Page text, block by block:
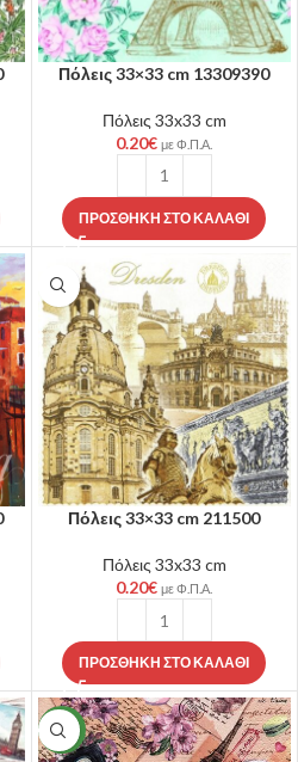
Πόλεις 33×33 cm 13309390
Πόλεις 33x33 cm
0.20€ με Φ.Π.Α.
ΠΡΟΣΘΉΚΗ ΣΤΟ ΚΑΛΆΘΙ
Πόλεις 33×33 cm 211500
Πόλεις 33x33 cm
0.20€ με Φ.Π.Α.
ΠΡΟΣΘΉΚΗ ΣΤΟ ΚΑΛΆΘΙ
NEW